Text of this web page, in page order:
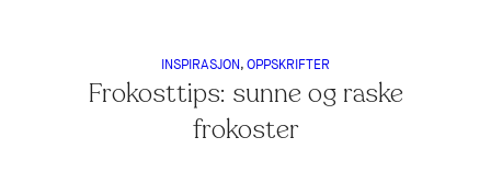
INSPIRASJON, OPPSKRIFTER
Frokosttips: sunne og raske
frokoster